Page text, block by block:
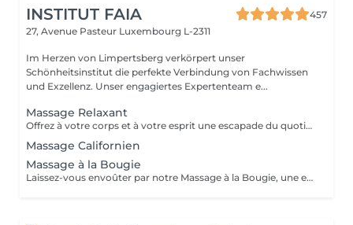
INSTITUT FAIA
457
27, Avenue Pasteur Luxembourg L-2311
Im Herzen von Limpertsberg verkörpert unser
Schönheitsinstitut die perfekte Verbindung von Fachwissen
und Exzellenz. Unser engagiertes Expertenteam e...
Massage Relaxant
Offrez à votre corps et à votre esprit une escapade du quotidien avec notre Massage Relaxant. Conçu pour apaiser les muscles tendus et l'esprit agité, ce massage est une invitation à la tranquillité. Les gestes doux et enveloppants vous plongent dans un état de détente profonde, éliminant le stress et favorisant une relaxation totale. Laissez-vous dorloter, ressourcez-vous et repartez avec un sourire apaisé.
Massage Californien
Massage à la Bougie
Laissez-vous envoûter par notre Massage à la Bougie, une expérience sensorielle unique. La chaleur douce et apaisante de la cire fondue associée à des mouvements délicats vous transporte dans un cocon de relaxation. Vos sens seront comblés par les parfums apaisants de nos bougies spécialement conçues. Plongez dans un état de béatitude et ressortez avec une peau soyeuse et un esprit apaisé.